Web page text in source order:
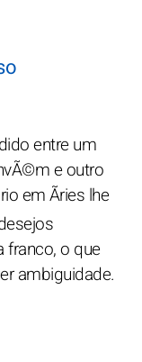
entre um
e outro
em Ãries lhe
franco, o que
ambiguidade.